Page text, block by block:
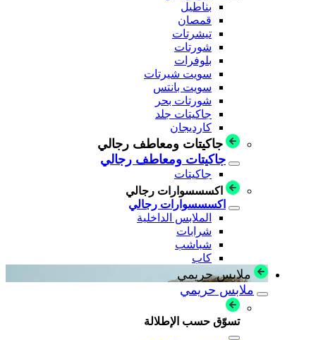
بناطيل
قمصان
تيشرتات
شورتات
بلوفرات
سويت شيرتات
سويت بانتس
شورتات بحر
جاكيتات جلد
كارديجان
جاكيتات ومعاطف رجالي
جاكيتات ومعاطف رجالي
جاكيتات
اكسسسوارات رجالي
اكسسسوارات رجالي
الملابس الداخلية
شرابات
شباشب
كاب
ملابس حريمي
ملابس حريمي
تسوّق حسب الإطلالة